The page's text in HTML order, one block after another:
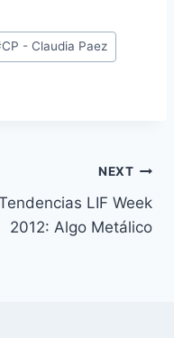
CP - Claudia Paez
NEXT
LIF Week
2012: Algo Metálico